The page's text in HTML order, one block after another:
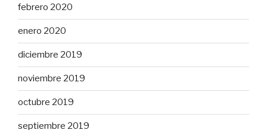
febrero 2020
enero 2020
diciembre 2019
noviembre 2019
octubre 2019
septiembre 2019